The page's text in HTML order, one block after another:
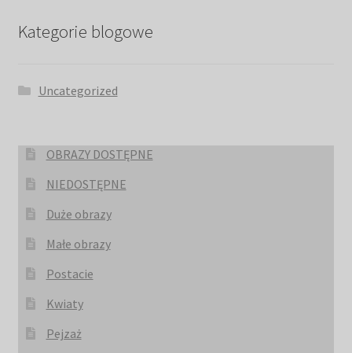
Kategorie blogowe
Uncategorized
OBRAZY DOSTĘPNE
NIEDOSTĘPNE
Duże obrazy
Małe obrazy
Postacie
Kwiaty
Pejzaż